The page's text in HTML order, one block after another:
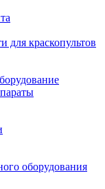
для краскопультов
оборудования